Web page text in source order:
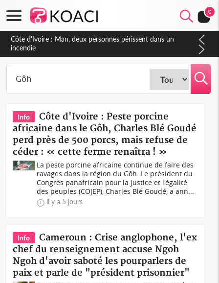
0
Côte d'Ivoire : Séileu, la célébration de la fête nationale
transformée en vaste campagne contre les produits
dépigmentants dangereux
Info
Côte d'Ivoire : Peste porcine
africaine dans le Gôh, Charles Blé Goudé
perd près de 500 porcs, mais refuse de
céder : « cette ferme renaîtra ! »
La peste porcine africaine continue de faire des
ravages dans la région du Gôh. Le président du
Congrès panafricain pour la justice et l'égalité
des peuples (COJEP), Charles Blé Goudé, a ann...
il y a 5 jours
Info
Cameroun : Crise anglophone, l'ex
chef du renseignement accuse Ngoh
Ngoh d'avoir saboté les pourparlers de
paix et parle de "président prisonnier"